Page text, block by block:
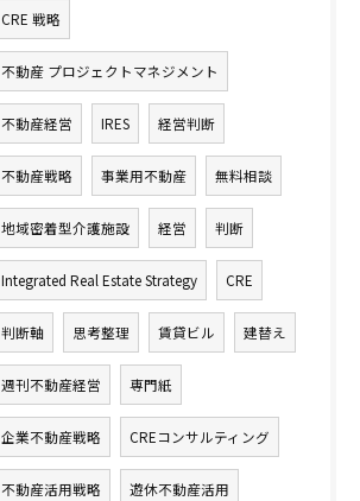
CRE 戦略
不動産 プロジェクトマネジメント
不動産経営 IRES 経営判断
不動産戦略 事業用不動産 無料相談
地域密着型介護施設 経営 判断
Integrated Real Estate Strategy CRE
判断軸 思考整理 賃貸ビル 建替え
週刊不動産経営 専門紙
企業不動産戦略 CREコンサルティング
不動産活用戦略 遊休不動産活用